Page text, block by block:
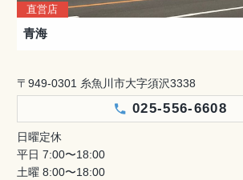
直営店
青海
〒949-0301 糸魚川市大字須沢3338
025-556-6608
日曜定休
平日 7:00〜18:00
土曜 8:00〜18:00